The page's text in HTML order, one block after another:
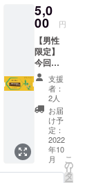
スメの
自家製4
兄弟の
お酒
を、浮
木に訪
れた際
に、ご
提供し
ます！
有効期
限：
2022年
10月16
日〜
2023年
供させ
て頂き
ます。
多国籍
料理や
カレー
に興味
のある
方に、
特にオ
ススメ
です！
5,0
00 円
【男性
限定】
今回の
プロ
ジェク
トで改
修した
新設ド
ミト
リーの
宿泊券
です。2
段ベッ
支援
者：
2人
お届
け予
定：
2022
年10
月
こ
の
リ
タ